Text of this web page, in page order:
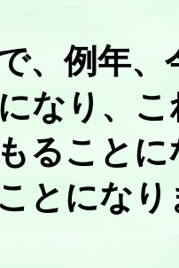
、例年
なり、
ること
とになり